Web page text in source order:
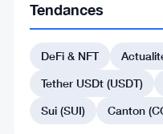
DES
ALTCOINS
projet
Nova
Tendances
DeFi & NFT
Tether USDt (USDT)
Sui (SUI)
Canton